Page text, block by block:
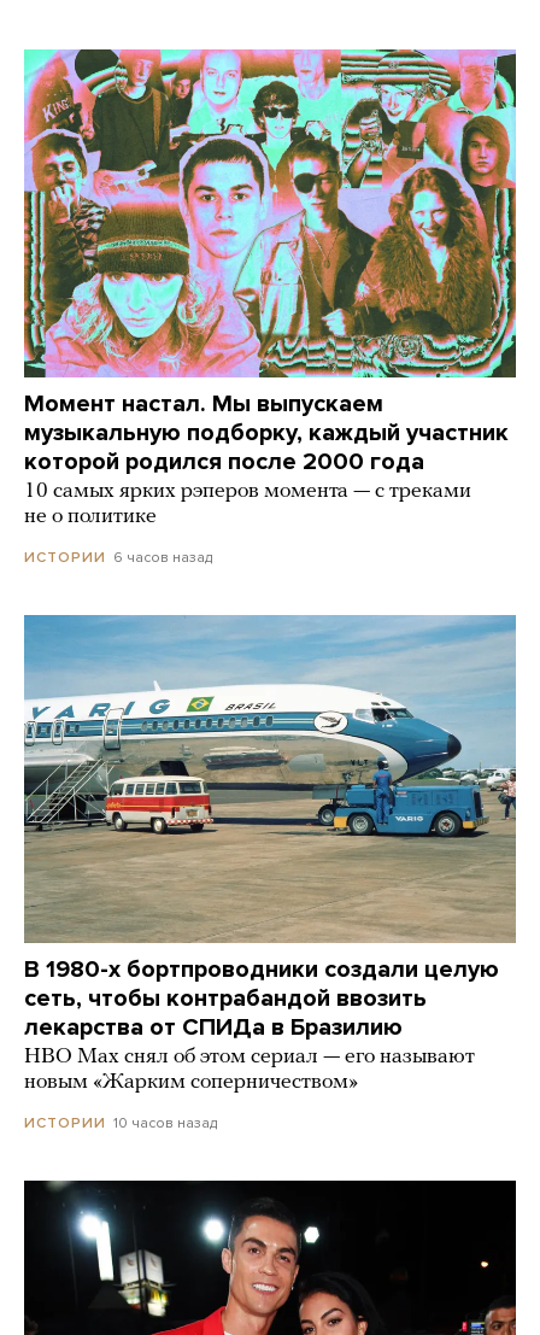
Момент настал. Мы выпускаем
музыкальную подборку, каждый участник
которой родился после 2000 года
10 самых ярких рэперов момента — с треками
не о политике
ИСТОРИИ 6 часов назад
В 1980-х бортпроводники создали целую
сеть, чтобы контрабандой ввозить
лекарства от СПИДа в Бразилию
HBO Max снял об этом сериал — его называют
новым «Жарким соперничеством»
ИСТОРИИ 10 часов назад